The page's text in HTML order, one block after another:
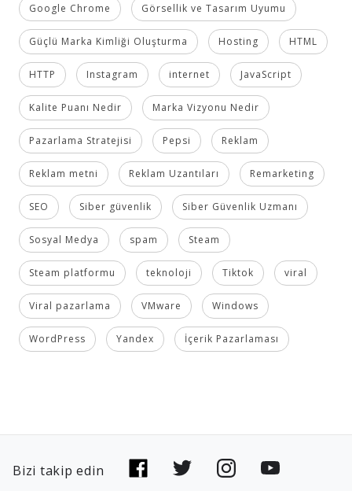
Google Chrome Görsellik ve Tasarım Uyumu
Güçlü Marka Kimliği Oluşturma Hosting HTML
HTTP Instagram internet JavaScript
Kalite Puanı Nedir Marka Vizyonu Nedir
Pazarlama Stratejisi Pepsi Reklam
Reklam metni Reklam Uzantıları Remarketing
SEO Siber güvenlik Siber Güvenlik Uzmanı
Sosyal Medya spam Steam
Steam platformu teknoloji Tiktok viral
Viral pazarlama VMware Windows
WordPress Yandex İçerik Pazarlaması
Bizi takip edin